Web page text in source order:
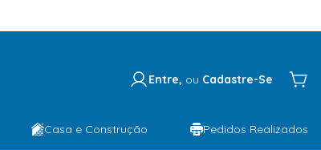
Entre, ou Cadastre-Se
Casa e Construção Pedidos Realizados